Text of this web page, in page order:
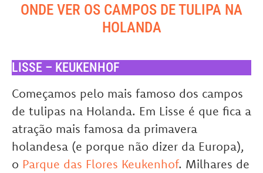
ONDE VER OS CAMPOS DE TULIPA NA
HOLANDA
LISSE – KEUKENHOF
Começamos pelo mais famoso dos campos
de tulipas na Holanda. Em Lisse é que fica a
atração mais famosa da primavera
holandesa (e porque não dizer da Europa),
o Parque das Flores Keukenhof. Milhares de